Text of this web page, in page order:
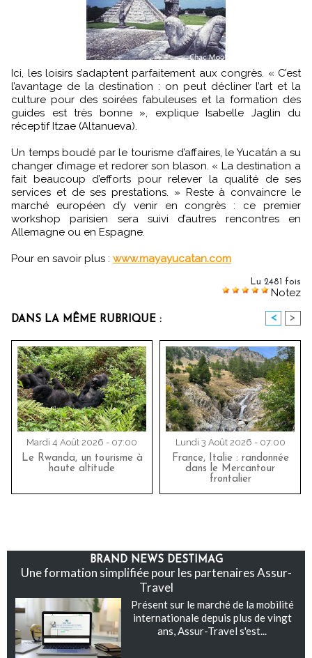
Ici, les loisirs s’adaptent parfaitement aux congrès. « C’est
l’avantage de la destination : on peut décliner l’art et la
culture pour des soirées fabuleuses et la formation des
guides est très bonne », explique Isabelle Jaglin du
réceptif Itzae (Altanueva).
Un temps boudé par le tourisme d’affaires, le Yucatán a su
changer d’image et redorer son blason. « La destination a
fait beaucoup d’efforts pour relever la qualité de ses
services et de ses prestations. » Reste à convaincre le
marché européen d’y venir en congrès : ce premier
workshop parisien sera suivi d’autres rencontres en
Allemagne ou en Espagne.
Pour en savoir plus : www.mayayucatan.com
Lu 2481 fois
Notez
DANS LA MÊME RUBRIQUE : < >
Mardi 4 Août 2026 - 07:00
Le Rwanda, un tourisme à
haute altitude
Lundi 3 Août 2026 - 07:00
France, Italie : randonnée
dans le Mercantour
frontalier
BRAND NEWS DESTIMAG
Une formation simplifiée pour les partenaires Assur-
Travel
Présent sur le marché de la mobilité
internationale depuis plus de vingt
ans, Assur-Travel s'est...